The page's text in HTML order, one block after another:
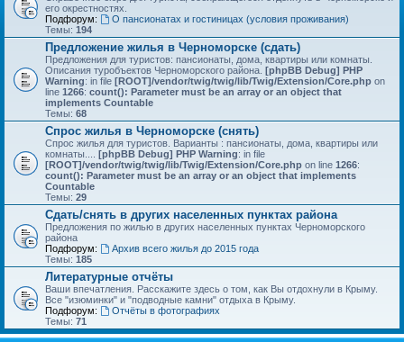
его окрестностях.
Подфорум:
О пансионатах и гостиницах (условия проживания)
Темы: 194
Предложение жилья в Черноморске (сдать)
Предложения для туристов: пансионаты, дома, квартиры или комнаты.
Описания туробъектов Черноморского района. [phpBB Debug] PHP
Warning: in file [ROOT]/vendor/twig/twig/lib/Twig/Extension/Core.php on
line 1266: count(): Parameter must be an array or an object that
implements Countable
Темы: 68
Спрос жилья в Черноморске (снять)
Спрос жилья для туристов. Варианты : пансионаты, дома, квартиры или
комнаты.... [phpBB Debug] PHP Warning: in file
[ROOT]/vendor/twig/twig/lib/Twig/Extension/Core.php on line 1266:
count(): Parameter must be an array or an object that implements
Countable
Темы: 29
Сдать/снять в других населенных пунктах района
Предложения по жилью в других населенных пунктах Черноморского
района
Подфорум:
Архив всего жилья до 2015 года
Темы: 185
Литературные отчёты
Ваши впечатления. Расскажите здесь о том, как Вы отдохнули в Крыму.
Все "изюминки" и "подводные камни" отдыха в Крыму.
Подфорум:
Отчёты в фотографиях
Темы: 71